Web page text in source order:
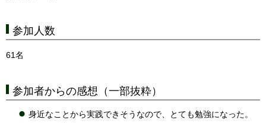
参加人数
61名
参加者からの感想（一部抜粋）
身近なことから実践できそうなので、とても勉強になった。